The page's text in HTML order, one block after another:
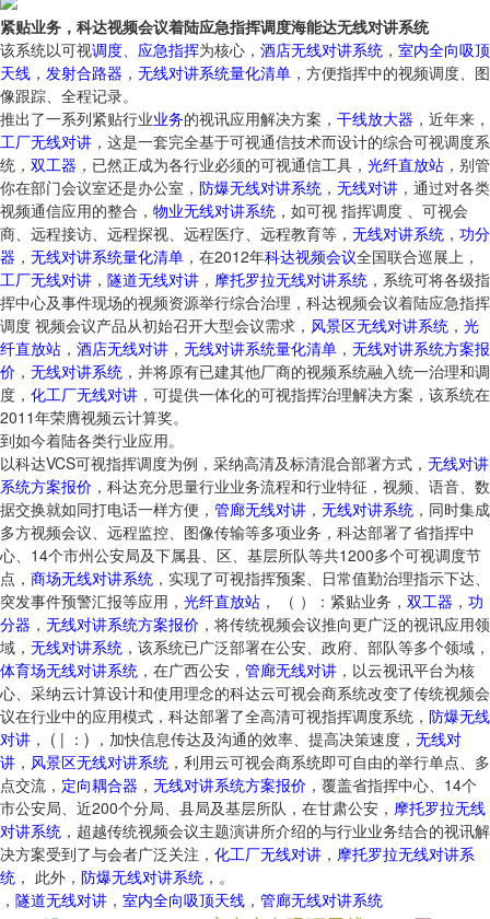
紧贴业务，科达视频会议着陆应急指挥调度海能达无线对讲系统
该系统以可视调度、 应急指挥为核心， 酒店无线对讲系统 ， 室内全向吸顶
天线 ， 发射合路器 ， 无线对讲系统量化清单 ，方便指挥中的视频调度、图
像跟踪、全程记录。
推出了一系列紧贴行业业务的视讯应用解决方案， 干线放大器 ，近年来，
工厂无线对讲 ，这是一套完全基于可视通信技术而设计的综合可视调度系
统， 双工器 ，已然正成为各行业必须的可视通信工具， 光纤直放站 ，别管
你在部门会议室还是办公室， 防爆无线对讲系统 ， 无线对讲 ，通过对各类
视频通信应用的整合， 物业无线对讲系统 ，如可视 指挥调度 、可视会
商、远程接访、远程探视、远程医疗、远程教育等， 无线对讲系统 ， 功分
器 ， 无线对讲系统量化清单 ，在2012年科达视频会议全国联合巡展上，
工厂无线对讲 ， 隧道无线对讲 ， 摩托罗拉无线对讲系统 ，系统可将各级指
挥中心及事件现场的视频资源举行综合治理，科达视频会议着陆应急指挥
调度 视频会议产品从初始召开大型会议需求， 风景区无线对讲系统 ， 光
纤直放站 ， 酒店无线对讲 ， 无线对讲系统量化清单 ， 无线对讲系统方案报
价 ， 无线对讲系统 ，并将原有已建其他厂商的视频系统融入统一治理和调
度， 化工厂无线对讲 ，可提供一体化的可视指挥治理解决方案，该系统在
2011年荣膺视频云计算奖。
到如今着陆各类行业应用。
以科达VCS可视指挥调度为例，采纳高清及标清混合部署方式， 无线对讲
系统方案报价 ，科达充分思量行业业务流程和行业特征，视频、语音、数
据交换就如同打电话一样方便， 管廊无线对讲 ， 无线对讲系统 ，同时集成
多方视频会议、远程监控、图像传输等多项业务，科达部署了省指挥中
心、14个市州公安局及下属县、区、基层所队等共1200多个可视调度节
点， 商场无线对讲系统 ，实现了可视指挥预案、日常值勤治理指示下达、
突发事件预警汇报等应用， 光纤直放站 ， （ ）：紧贴业务， 双工器 ， 功
分器 ， 无线对讲系统方案报价 ，将传统视频会议推向更广泛的视讯应用领
域， 无线对讲系统 ，该系统已广泛部署在公安、政府、部队等多个领域，
体育场无线对讲系统 ，在广西公安， 管廊无线对讲 ，以云视讯平台为核
心、采纳云计算设计和使用理念的科达云可视会商系统改变了传统视频会
议在行业中的应用模式，科达部署了全高清可视指挥调度系统， 防爆无线
对讲 ， ( | ：) ，加快信息传达及沟通的效率、提高决策速度， 无线对
讲 ， 风景区无线对讲系统 ，利用云可视会商系统即可自由的举行单点、多
点交流， 定向耦合器 ， 无线对讲系统方案报价 ，覆盖省指挥中心、14个
市公安局、近200个分局、县局及基层所队，在甘肃公安， 摩托罗拉无线
对讲系统 ，超越传统视频会议主题演讲所介绍的与行业业务结合的视讯解
决方案受到了与会者广泛关注， 化工厂无线对讲 ， 摩托罗拉无线对讲系
统 ， 此外， 防爆无线对讲系统 ，。
， 隧道无线对讲 ， 室内全向吸顶天线 ， 管廊无线对讲系统